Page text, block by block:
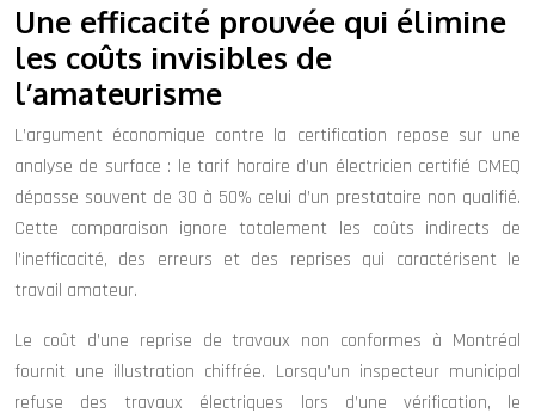
Une efficacité prouvée qui élimine
les coûts invisibles de
l’amateurisme
L’argument économique contre la certification repose sur une
analyse de surface : le tarif horaire d’un électricien certifié CMEQ
dépasse souvent de 30 à 50% celui d’un prestataire non qualifié.
Cette comparaison ignore totalement les coûts indirects de
l’inefficacité, des erreurs et des reprises qui caractérisent le
travail amateur.
Le coût d’une reprise de travaux non conformes à Montréal
fournit une illustration chiffrée. Lorsqu’un inspecteur municipal
refuse des travaux électriques lors d’une vérification, le